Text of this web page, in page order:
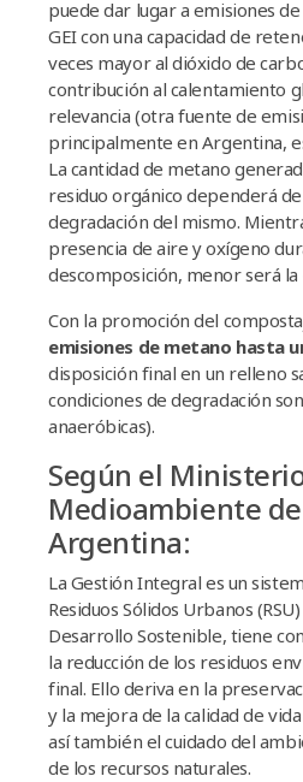
puede dar lugar a emisiones
GEI con una capacidad de
veces mayor al dióxido de
contribución al calentamiento
relevancia (otra fuente de
principalmente en Argentina,
La cantidad de metano
residuo orgánico dependerá
degradación del mismo.
presencia de aire y oxí­geno
descomposición, menor será
Con la promoción del
emisiones de metano hasta
disposición final en un relleno
condiciones de degradación
anaeróbicas).
Según el
Medioambiente
Argentina:
La Gestión Integral es un
Residuos Sólidos Urbanos
Desarrollo Sostenible, tiene
la reducción de los residuos
final. Ello deriva en la
y la mejora de la calidad de
así­ también el cuidado del
de los recursos naturales.